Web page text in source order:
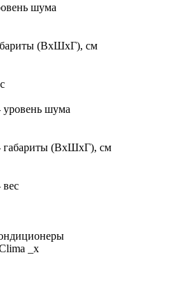
шума
(ВхШхГ), см
шума
габариты (ВхШхГ), см
_x